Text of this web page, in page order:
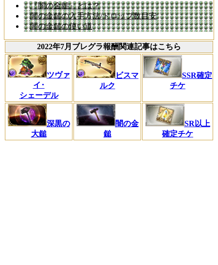
『闇の金鎚』とは？
闇の金鎚の入手方法/ドロップ数目安
闇の金鎚の使い道
2022年7月ブレグラ報酬関連記事はこちら
ツヴァ
イ･
シェーデル
ビスマ
ルク
SSR確定
チケ
深黒の
大鎚
闇の金
鎚
SR以上
確定チケ